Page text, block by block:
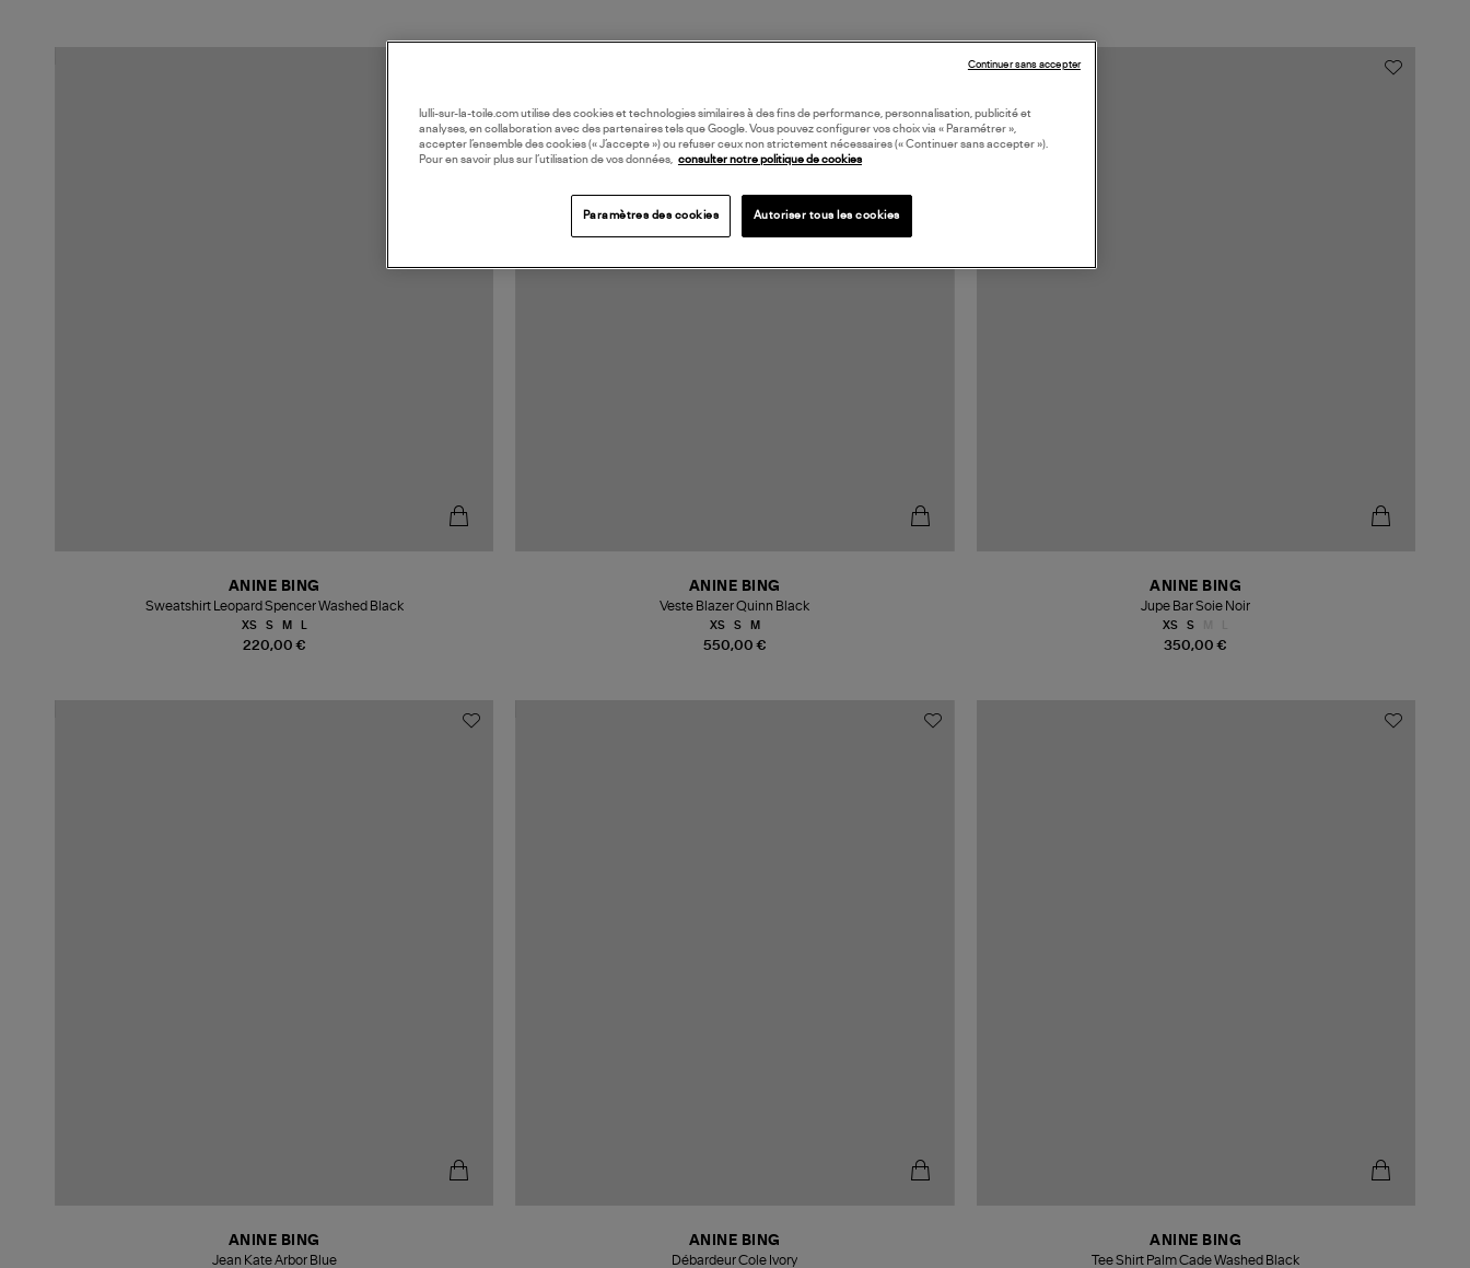
220,00 €
ANINE BING
Sweatshirt Leopard Spencer Washed Black
XS S M L
550,00 €
ANINE BING
Veste Blazer Quinn Black
XS S M
350,00 €
ANINE BING
Jupe Bar Soie Noir
XS S
ANINE BING
Jean Kate Arbor Blue
ANINE BING
Débardeur Cole Ivory
ANINE BING
Tee Shirt Palm Cade Washed Black
lulli-sur-la-toile.com utilise des cookies et technologies similaires à des fins de performance, personnalisation, publicité et
analyses, en collaboration avec des partenaires tels que Google. Vous pouvez configurer vos choix via « Paramétrer »,
accepter l’ensemble des cookies (« J’accepte ») ou refuser ceux non strictement nécessaires (« Continuer sans accepter »).
Pour en savoir plus sur l’utilisation de vos données, consulter notre politique de cookies
Paramètres des cookies Autoriser tous les cookies
Continuer sans accepter